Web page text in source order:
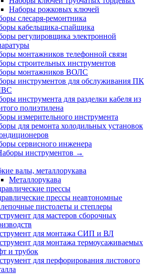
Наборы рожковых ключей
слесаря-ремонтника
кабельщика-спайщика
регулировщика электронной
монтажников телефонной связи
строительных инструментов
монтажников ВОЛС
инструментов для обслуживания ПК
инструмента для разделки кабеля из
полиэтилена
измерительного инструмента
для ремонта холодильных установок
сервисного инженера
инструментов →
валы, металлорукава
Металлорукава
прессы
прессы неавтономные
пистолеты и степлеры
для мастеров сборочных
для монтажа СИП и ВЛ
для монтажа термоусаживаемых
и трубок
для перфорирования листового